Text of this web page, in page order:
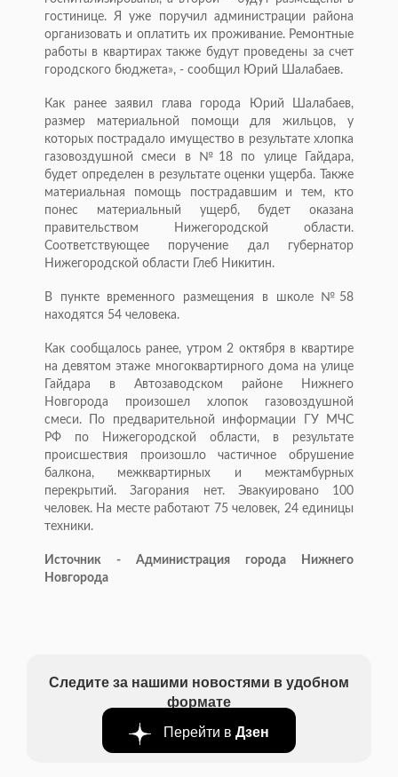
гостинице. Я уже поручил администрации района
организовать и оплатить их проживание. Ремонтные
работы в квартирах также будут проведены за счет
городского бюджета», - сообщил Юрий Шалабаев.
Как ранее заявил глава города Юрий Шалабаев,
размер материальной помощи для жильцов, у
которых пострадало имущество в результате хлопка
газовоздушной смеси в №18 по улице Гайдара,
будет определен в результате оценки ущерба. Также
материальная помощь пострадавшим и тем, кто
понес материальный ущерб, будет оказана
правительством Нижегородской области.
Соответствующее поручение дал губернатор
Нижегородской области Глеб Никитин.
В пункте временного размещения в школе №58
находятся 54 человека.
Как сообщалось ранее, утром 2 октября в квартире
на девятом этаже многоквартирного дома на улице
Гайдара в Автозаводском районе Нижнего
Новгорода произошел хлопок газовоздушной
смеси. По предварительной информации ГУ МЧС
РФ по Нижегородской области, в результате
происшествия произошло частичное обрушение
балкона, межквартирных и межтамбурных
перекрытий. Загорания нет. Эвакуировано 100
человек. На месте работают 75 человек, 24 единицы
техники.
Источник - Администрация города Нижнего
Новгорода
Следите за нашими новостями в удобном
формате
Перейти в Дзен